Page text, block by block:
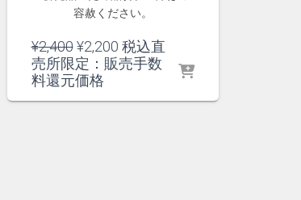
容赦ください。
¥2,400 元
の
価
¥2,200現
在
税込直
売所限定：販売手数
料還元価格